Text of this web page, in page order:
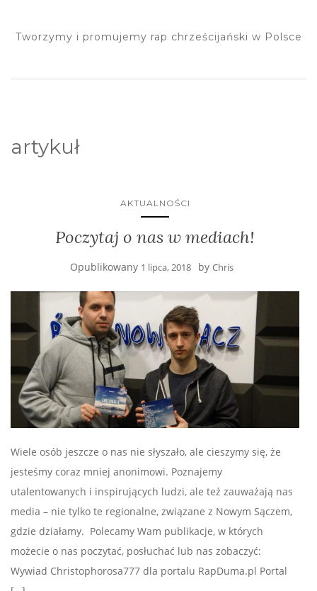
Tworzymy i promujemy rap chrześcijański w Polsce
artykuł
AKTUALNOŚCI
Poczytaj o nas w mediach!
Opublikowany 1 lipca, 2018 by Chris
Wiele osób jeszcze o nas nie słyszało, ale cieszymy się, że
jesteśmy coraz mniej anonimowi. Poznajemy
utalentowanych i inspirujących ludzi, ale też zauważają nas
media – nie tylko te regionalne, związane z Nowym Sączem,
gdzie działamy. Polecamy Wam publikacje, w których
możecie o nas poczytać, posłuchać lub nas zobaczyć:
Wywiad Christophorosa777 dla portalu RapDuma.pl Portal